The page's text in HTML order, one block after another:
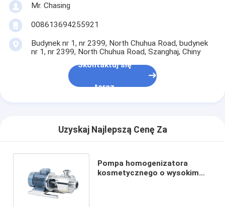
Mr. Chasing
008613694255921
Budynek nr 1, nr 2399, North Chuhua Road, budynek
nr 1, nr 2399, North Chuhua Road, Szanghaj, Chiny
Skontaktuj się
teraz
Uzyskaj Najlepszą Cenę Za
Pompa homogenizatora
kosmetycznego o wysokim